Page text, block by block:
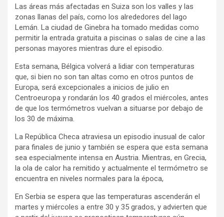
Las áreas más afectadas en Suiza son los valles y las
zonas llanas del país, como los alrededores del lago
Lemán. La ciudad de Ginebra ha tomado medidas como
permitir la entrada gratuita a piscinas o salas de cine a las
personas mayores mientras dure el episodio.
Esta semana, Bélgica volverá a lidiar con temperaturas
que, si bien no son tan altas como en otros puntos de
Europa, será excepcionales a inicios de julio en
Centroeuropa y rondarán los 40 grados el miércoles, antes
de que los termómetros vuelvan a situarse por debajo de
los 30 de máxima.
La República Checa atraviesa un episodio inusual de calor
para finales de junio y también se espera que esta semana
sea especialmente intensa en Austria. Mientras, en Grecia,
la ola de calor ha remitido y actualmente el termómetro se
encuentra en niveles normales para la época,
En Serbia se espera que las temperaturas ascenderán el
martes y miércoles a entre 30 y 35 grados, y advierten que